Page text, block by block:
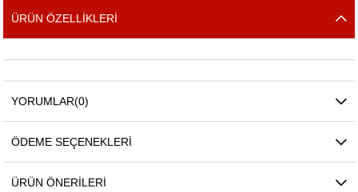
ÜRÜN ÖZELLIKLERI
YORUMLAR(0)
ÖDEME SEÇENEKLERI
ÜRÜN ÖNERILERI